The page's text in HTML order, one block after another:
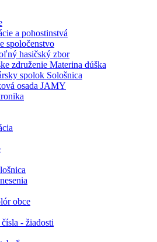
a pohostinstvá
spoločenstvo
hasičský zbor
združenie Materina dúška
spolok Sološnica
osada JAMY
obce
čísla - žiadosti